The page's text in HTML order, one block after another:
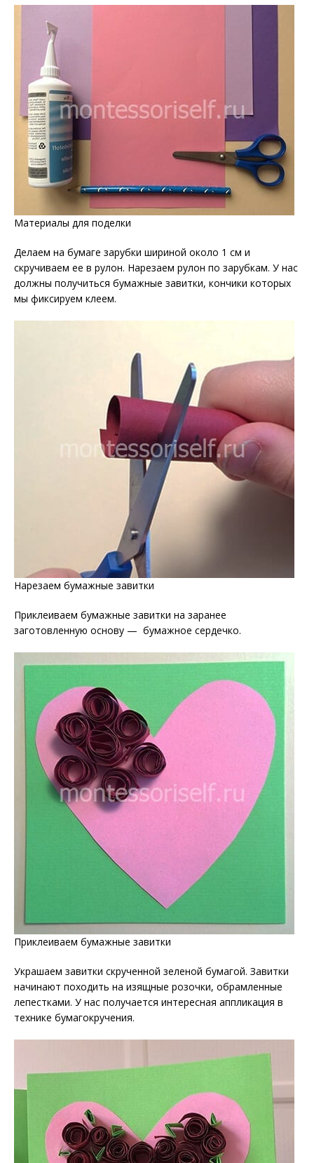
Материалы для поделки
Делаем на бумаге зарубки шириной около 1 см и
скручиваем ее в рулон. Нарезаем рулон по зарубкам. У нас
должны получиться бумажные завитки, кончики которых
мы фиксируем клеем.
Нарезаем бумажные завитки
Приклеиваем бумажные завитки на заранее
заготовленную основу — бумажное сердечко.
Приклеиваем бумажные завитки
Украшаем завитки скрученной зеленой бумагой. Завитки
начинают походить на изящные розочки, обрамленные
лепестками. У нас получается интересная аппликация в
технике бумагокручения.